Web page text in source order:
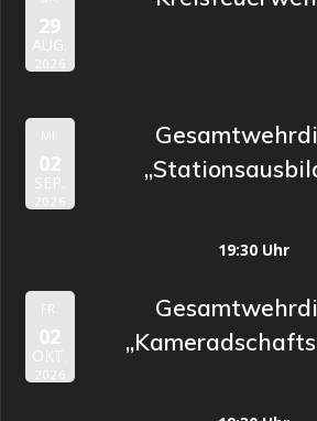
29
AUG.
2026
MI.
02
SEP.
2026
19:30 Uhr
FR.
02
OKT.
2026